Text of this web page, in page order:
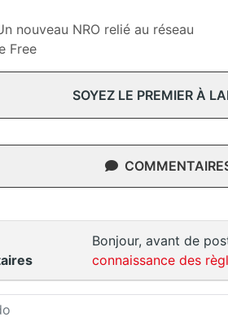
nouveau NRO relié au réseau
Free
SOYEZ LE PREMIER À
Bonjour, avant de
connaissance des